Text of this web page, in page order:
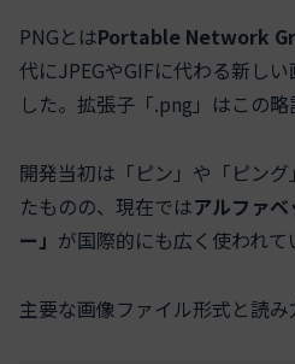
PNGとはPortable Network
代にJPEGやGIFに代わる新し
した。拡張子「.png」はこの略
開発当初は「ピン」や「ピン
たものの、現在ではアルファ
ー」 が国際的にも広く使われて
主要な画像ファイル形式と読